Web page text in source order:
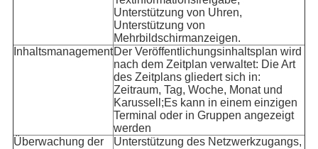
Unterstützung von Uhren,
Unterstützung von
Mehrbildschirmanzeigen.
InhaltsmanagementDer Veröffentlichungsinhaltsplan wird
nach dem Zeitplan verwaltet: Die Art
des Zeitplans gliedert sich in:
Zeitraum, Tag, Woche, Monat und
Karussell;Es kann in einem einzigen
Terminal oder in Gruppen angezeigt
werden
Überwachung der
Unterstützung des Netzwerkzugangs,